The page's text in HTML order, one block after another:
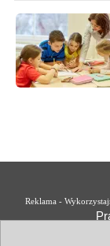
Reklama -